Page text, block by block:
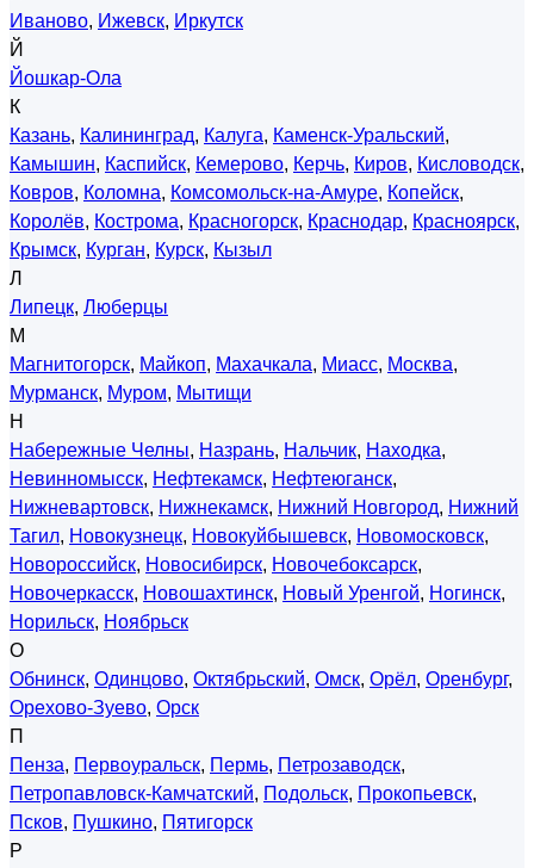
Иваново, Ижевск, Иркутск
Й
Йошкар-Ола
К
Казань, Калининград, Калуга, Каменск-Уральский,
Камышин, Каспийск, Кемерово, Керчь, Киров, Кисловодск,
Ковров, Коломна, Комсомольск-на-Амуре, Копейск,
Королёв, Кострома, Красногорск, Краснодар, Красноярск,
Крымск, Курган, Курск, Кызыл
Л
Липецк, Люберцы
М
Магнитогорск, Майкоп, Махачкала, Миасс, Москва,
Мурманск, Муром, Мытищи
Н
Набережные Челны, Назрань, Нальчик, Находка,
Невинномысск, Нефтекамск, Нефтеюганск,
Нижневартовск, Нижнекамск, Нижний Новгород, Нижний
Тагил, Новокузнецк, Новокуйбышевск, Новомосковск,
Новороссийск, Новосибирск, Новочебоксарск,
Новочеркасск, Новошахтинск, Новый Уренгой, Ногинск,
Норильск, Ноябрьск
О
Обнинск, Одинцово, Октябрьский, Омск, Орёл, Оренбург,
Орехово-Зуево, Орск
П
Пенза, Первоуральск, Пермь, Петрозаводск,
Петропавловск-Камчатский, Подольск, Прокопьевск,
Псков, Пушкино, Пятигорск
Р